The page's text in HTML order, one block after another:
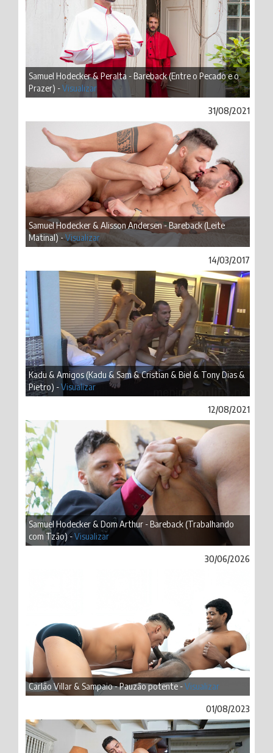
Samuel Hodecker & Peralta - Bareback (Entre o Pecado e o
Prazer) -Visualizar
31/08/2021
Samuel Hodecker & Alisson Andersen - Bareback (Leite
Matinal) -Visualizar
14/03/2017
Kadu & Amigos (Kadu & Sam & Cristian & Biel & Tony Dias &
Pietro) -Visualizar
12/08/2021
Samuel Hodecker & Dom Arthur - Bareback (Trabalhando
com Tzão) -Visualizar
30/06/2026
Carlão Villar & Sampaio - Pauzão potente -Visualizar
01/08/2023